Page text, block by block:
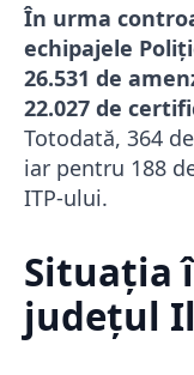
În urma
echipajele
26.531 de
22.027 de
Totodată, 364
iar pentru 188
ITP-ului.
Situația
județul